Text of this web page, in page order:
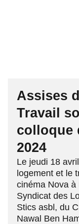
Assises
Travail
colloque
2024
Le jeudi 18
logement et le
cinéma Nova à
Syndicat des
Stics asbl, du
Nawal Ben